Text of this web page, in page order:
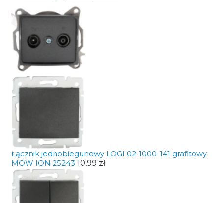
Łącznik jednobiegunowy LOGI 02-1000-141 grafitowy
MOW ION 25243 10,99 zł